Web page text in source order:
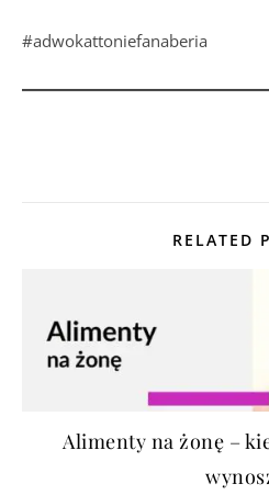
#adwokattoniefanaberia
RELATED
Alimenty na żonę –